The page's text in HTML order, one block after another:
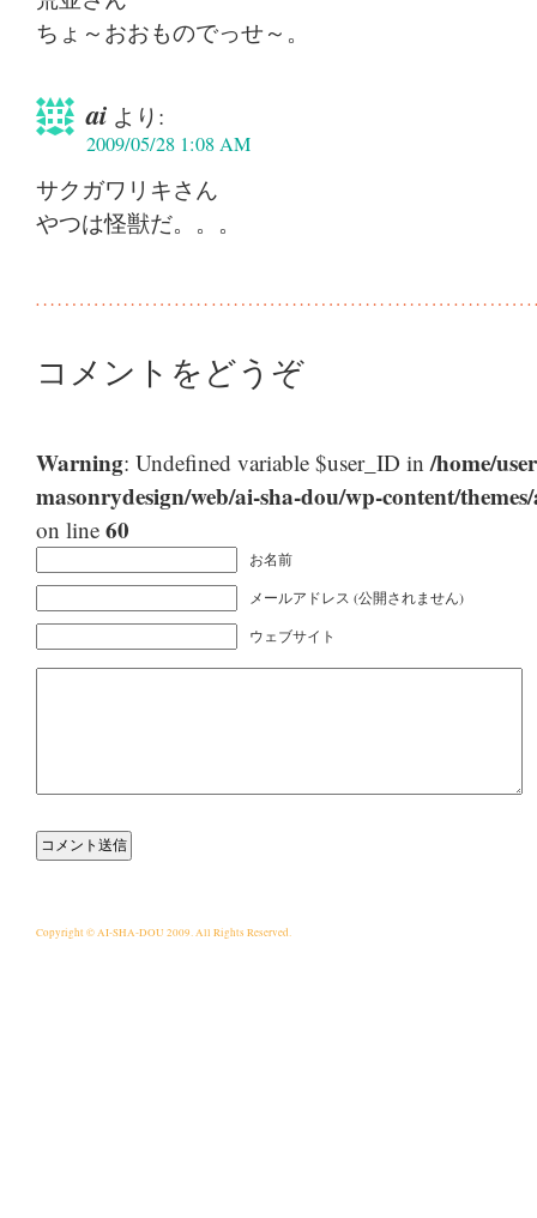
ちょ～おおものでっせ～。
ai より:
2009/05/28 1:08 AM
サクガワリキさん
やつは怪獣だ。。。
コメントをどうぞ
Warning: Undefined variable $user_ID in/home/
masonrydesign/web/ai-sha-dou/wp-content/
on line 60
お名前
メールアドレス (公開されません)
ウェブサイト
Copyright © AI-SHA-DOU 2009. All Rights Reserved.